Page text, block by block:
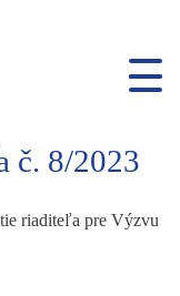
č. 8/2023
riaditeľa pre Výzvu